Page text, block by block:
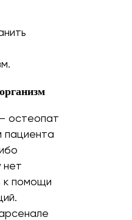
остеопат
пациента
нет
к помощи